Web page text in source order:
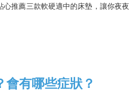
心推薦三款軟硬適中的床墊，讓你夜夜
會有哪些症狀？